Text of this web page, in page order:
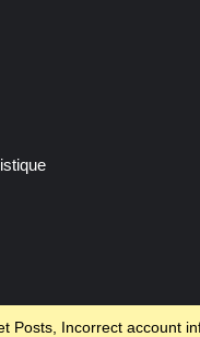
Posts, Incorrect account